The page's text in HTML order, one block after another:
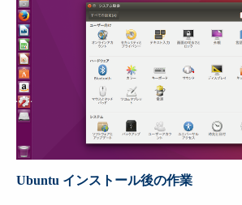
Ubuntu インストール後の作業